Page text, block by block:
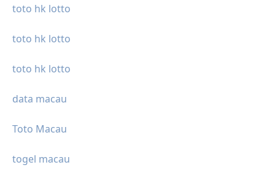
toto hk lotto
toto hk lotto
toto hk lotto
data macau
Toto Macau
togel macau